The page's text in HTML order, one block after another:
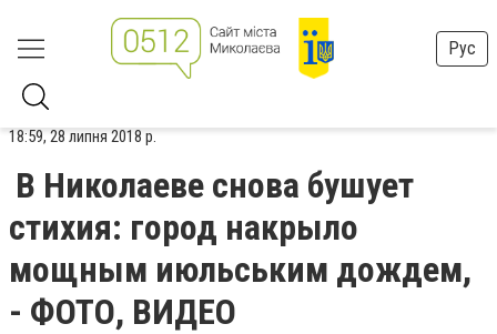
Рус
18:59, 28 липня 2018 р.
В Николаеве снова бушует
стихия: город накрыло
мощным июльським дождем,
- ФОТО, ВИДЕО